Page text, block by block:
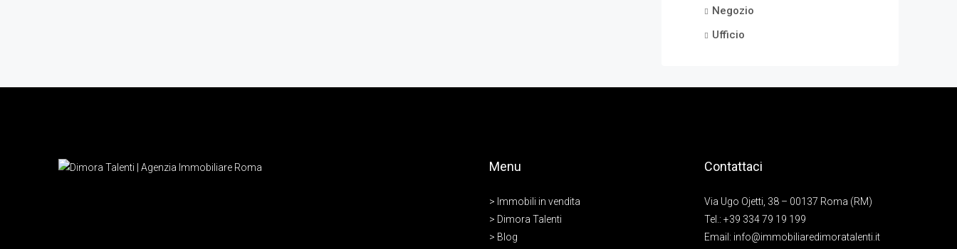
Negozio
Ufficio
Menu
> Immobili in vendita
> Dimora Talenti
> Blog
Contattaci
Via Ugo Ojetti, 38 – 00137 Roma (RM)
Tel.:+39 334 79 19 199
Email: info@immobiliaredimoratalenti.it